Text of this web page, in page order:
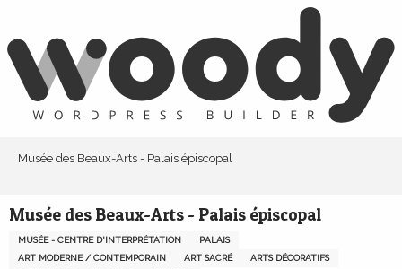
contenu
principal
Musée des Beaux-Arts - Palais épiscopal
Musée des Beaux-Arts - Palais épiscopal
MUSÉE - CENTRE D'INTERPRÉTATION
PALAIS
ART MODERNE / CONTEMPORAIN
ART SACRÉ
ARTS DÉCORATIFS